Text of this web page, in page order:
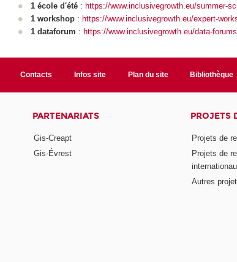
1 école d'été: https://www.inclusivegrowth.eu/summer-
1 workshop: https://www.inclusivegrowth.eu/expert-
1 dataforum : https://www.inclusivegrowth.eu/data-
Contacts Infos site Plan du site Bibliothèque
PARTENARIATS
Gis-Creapt
Gis-Évrest
PROJETS
Projets de
Projets de
Autres